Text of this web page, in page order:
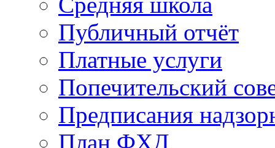
Публичный отчёт
Платные услуги
Попечительский
Предписания
План ФХД